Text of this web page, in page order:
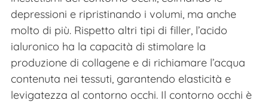
depressioni e ripristinando i volumi, ma anche
molto di più. Rispetto altri tipi di filler, l’acido
ialuronico ha la capacità di stimolare la
produzione di collagene e di richiamare l’acqua
contenuta nei tessuti, garantendo elasticità e
levigatezza al contorno occhi. Il contorno occhi è